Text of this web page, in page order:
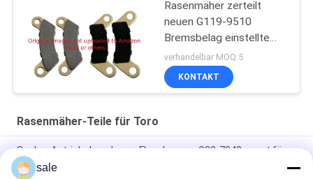
Rasenmäher zerteilt
neuen G119-9510
Bremsbelag einstellte
von 4 Sitzen Toro
verhandelbar MOQ:5
KONTAKT
Rasenmäher-Teile für Toro
Spulen-Antriebskupplungs-Flaschenzug G88-7840 passt für
Toro 1010 1600 800 2600 2000 Mäher
sale